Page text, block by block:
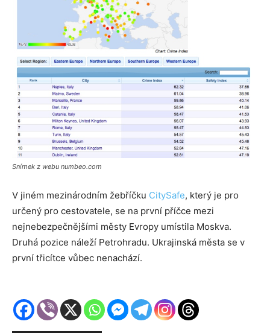
Snímek z webu numbeo.com
V jiném mezinárodním žebříčku CitySafe, který je pro
určený pro cestovatele, se na první příčce mezi
nejnebezpečnějšími městy Evropy umístila Moskva.
Druhá pozice náleží Petrohradu. Ukrajinská města se v
první třicítce vůbec nenachází.